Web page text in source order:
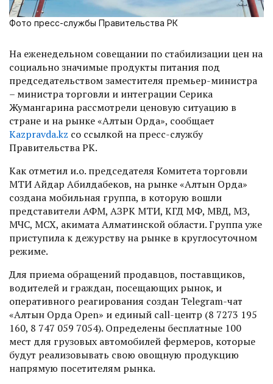
Фото пресс-службы Правительства РК
На еженедельном совещании по стабилизации цен на
социально значимые продукты питания под
председательством заместителя премьер-министра
– министра торговли и интеграции Серика
Жумангарина рассмотрели ценовую ситуацию в
стране и на рынке «Алтын Орда», сообщает
Kazpravda.kz со ссылкой на пресс-службу
Правительства РК.
Как отметил и.о. председателя Комитета торговли
МТИ Айдар Абилдабеков, на рынке «Алтын Орда»
создана мобильная группа, в которую вошли
представители АФМ, АЗРК МТИ, КГД МФ, МВД, МЗ,
МЧС, МСХ, акимата Алматинской области. Группа уже
приступила к дежурству на рынке в круглосуточном
режиме.
Для приема обращений продавцов, поставщиков,
водителей и граждан, посещающих рынок, и
оперативного реагирования создан Telegram-чат
«Алтын Орда Open» и единый call-центр (8 7273 195
160, 8 747 059 7054). Определены бесплатные 100
мест для грузовых автомобилей фермеров, которые
будут реализовывать свою овощную продукцию
напрямую посетителям рынка.